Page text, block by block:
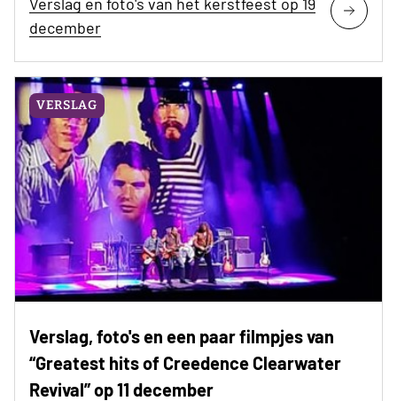
december
VERSLAG
Verslag, foto's en een paar filmpjes van
“Greatest hits of Creedence Clearwater
Revival” op 11 december